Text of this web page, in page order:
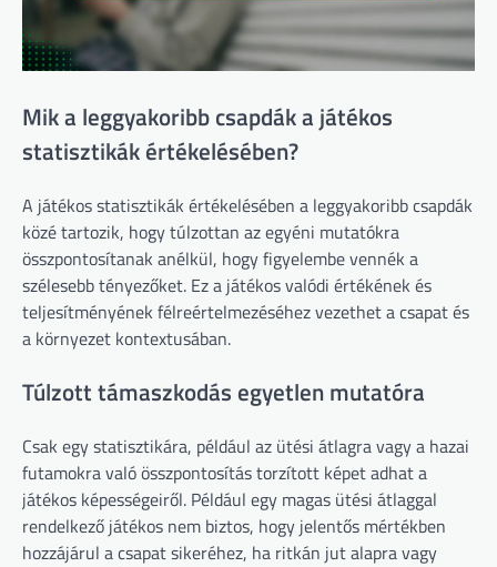
Mik a leggyakoribb csapdák a játékos
statisztikák értékelésében?
A játékos statisztikák értékelésében a leggyakoribb csapdák
közé tartozik, hogy túlzottan az egyéni mutatókra
összpontosítanak anélkül, hogy figyelembe vennék a
szélesebb tényezőket. Ez a játékos valódi értékének és
teljesítményének félreértelmezéséhez vezethet a csapat és
a környezet kontextusában.
Túlzott támaszkodás egyetlen mutatóra
Csak egy statisztikára, például az ütési átlagra vagy a hazai
futamokra való összpontosítás torzított képet adhat a
játékos képességeiről. Például egy magas ütési átlaggal
rendelkező játékos nem biztos, hogy jelentős mértékben
hozzájárul a csapat sikeréhez, ha ritkán jut alapra vagy